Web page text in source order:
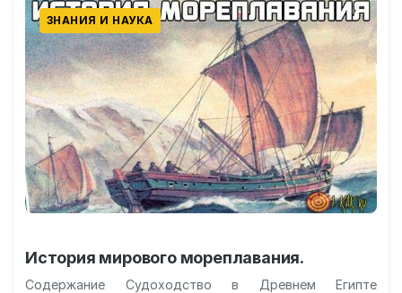
ЗНАНИЯ И НАУКА
История мирового мореплавания.
Содержание Судоходство в Древнем Египте